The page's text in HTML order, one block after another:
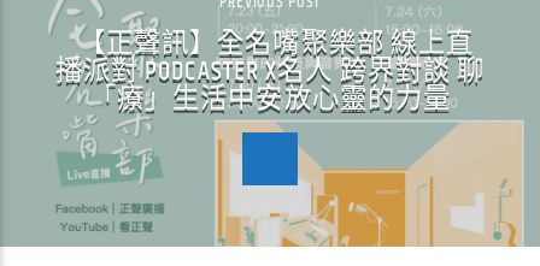
【正聲訊】全名嘴聚樂部 線上直
播派對 PODCASTER X名人 跨界對談 聊
「療」生活中安放心靈的力量